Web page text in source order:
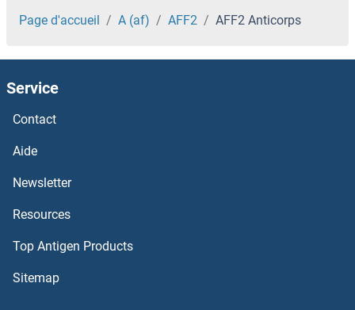
Advillin Anticorps
ADSSL1 Anticorps
ADSS Anticorps
ADRM1 Anticorps
Adrenomedullin 2 Anticorps
Adrenomedullin Anticorps
Page d'accueil A (af) AFF2 AFF2 Anticorps
Service
Contact
Aide
Newsletter
Resources
Top Antigen Products
Sitemap